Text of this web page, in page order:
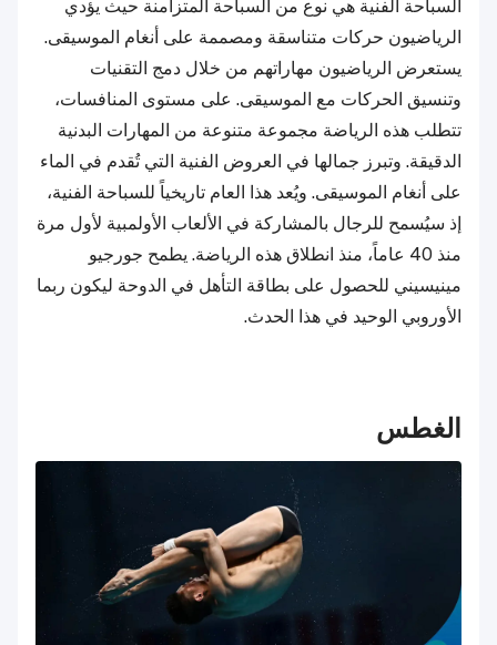
السباحة الفنية هي نوع من السباحة المتزامنة حيث يؤدي
الرياضيون حركات متناسقة ومصممة على أنغام الموسيقى.
يستعرض الرياضيون مهاراتهم من خلال دمج التقنيات
وتنسيق الحركات مع الموسيقى. على مستوى المنافسات،
تتطلب هذه الرياضة مجموعة متنوعة من المهارات البدنية
الدقيقة. وتبرز جمالها في العروض الفنية التي تُقدم في الماء
على أنغام الموسيقى. ويُعد هذا العام تاريخياً للسباحة الفنية،
إذ سيُسمح للرجال بالمشاركة في الألعاب الأولمبية لأول مرة
منذ 40 عاماً، منذ انطلاق هذه الرياضة. يطمح جورجيو
مينيسيني للحصول على بطاقة التأهل في الدوحة ليكون ربما
الأوروبي الوحيد في هذا الحدث.
الغطس